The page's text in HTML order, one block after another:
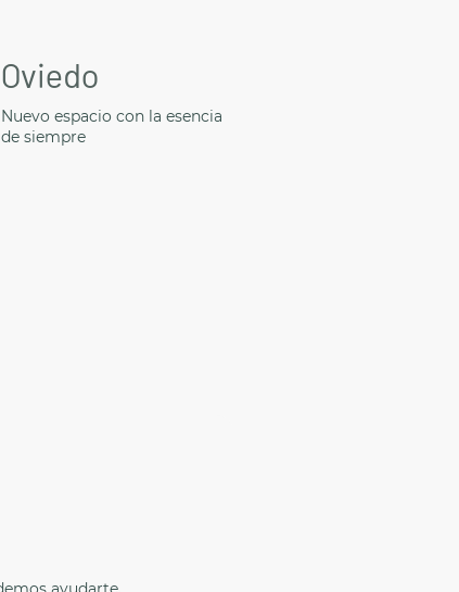
Oviedo
Nuevo espacio con la esencia
de siempre